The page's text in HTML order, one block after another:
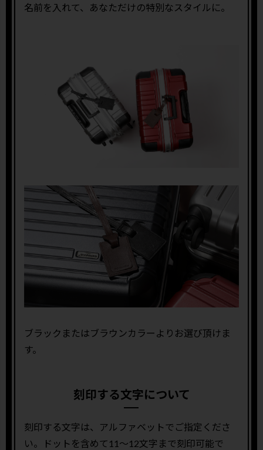
名前を入れて、あなただけの特別なスタイルに。
ブラックまたはブラウンカラーよりお選び頂けま
す。
刻印する文字について
刻印する文字は、アルファベットでご指定くださ
い。ドットを含めて11〜12文字まで刻印可能で